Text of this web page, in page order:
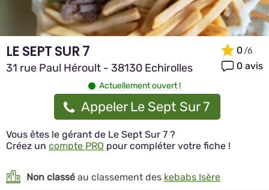
LE SEPT SUR 7
31 rue Paul Héroult - 38130 Echirolles
0
0 avis
Actuellement ouvert !
Appeler Le Sept Sur 7
Vous êtes le gérant de Le Sept Sur 7 ?
Créez un compte PRO pour compléter votre fiche !
Non classé au classement des kebabs Isère